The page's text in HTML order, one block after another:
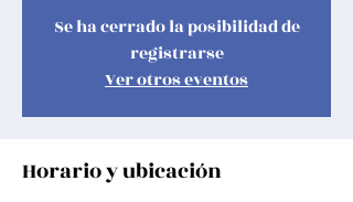
Se ha cerrado la posibilidad de
registrarse
Ver otros eventos
Horario y ubicación